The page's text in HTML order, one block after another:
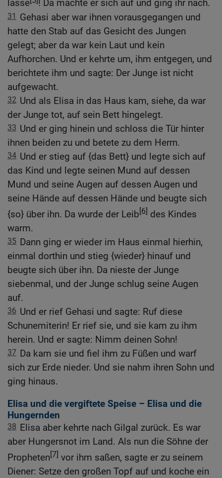
lasse ! Da machte er sich auf und ging ihr nach.
31 Gehasi aber war ihnen vorausgegangen und
hatte den Stab auf das Gesicht des Jungen
gelegt; aber da war kein Laut und kein
Aufhorchen. Und er kehrte um, ihm entgegen, und
berichtete ihm und sagte: Der Junge ist nicht
aufgewacht.
32 Und als Elisa in das Haus kam, siehe, da war
der Junge tot, auf sein Bett hingelegt.
33 Und er ging hinein und schloss die Tür hinter
ihnen beiden zu und betete zu dem Herrn.
34 Und er stieg auf {das Bett} und legte sich auf
das Kind und legte seinen Mund auf dessen
Mund und seine Augen auf dessen Augen und
seine Hände auf dessen Hände und beugte sich
{so} über ihn. Da wurde der Leib[6] des Kindes
warm.
35 Dann ging er wieder im Haus einmal hierhin,
einmal dorthin und stieg {wieder} hinauf und
beugte sich über ihn. Da nieste der Junge
siebenmal, und der Junge schlug seine Augen
auf.
36 Und er rief Gehasi und sagte: Ruf diese
Schunemiterin! Er rief sie, und sie kam zu ihm
herein. Und er sagte: Nimm deinen Sohn!
37 Da kam sie und fiel ihm zu Füßen und warf
sich zur Erde nieder. Und sie nahm ihren Sohn und
ging hinaus.
Elisa und die vergiftete Speise – Elisa und die
Hungernden
38 Elisa aber kehrte nach Gilgal zurück. Es war
aber Hungersnot im Land. Als nun die Söhne der
Propheten[7] vor ihm saßen, sagte er zu seinem
Diener: Setze den großen Topf auf und koche ein